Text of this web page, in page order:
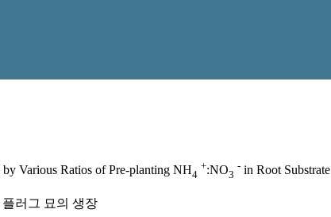
Various Ratios of Pre-planting NH4
+:NO3
- in Root Substrate
플러그 묘의 생장